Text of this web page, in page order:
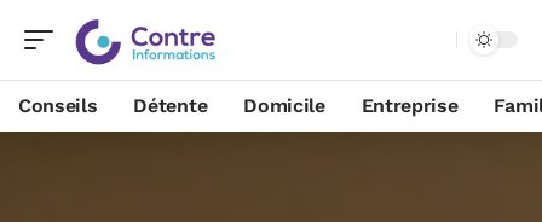
Conseils Détente Domicile Entreprise